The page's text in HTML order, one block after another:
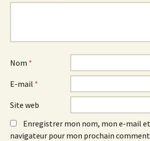
Nom *
E-mail *
Site web
Enregistrer mon nom, mon e-mail
navigateur pour mon prochain